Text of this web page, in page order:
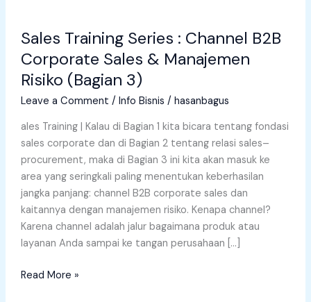
Sales Training Series : Channel B2B
Corporate Sales & Manajemen
Risiko (Bagian 3)
Leave a Comment / Info Bisnis / hasanbagus
ales Training | Kalau di Bagian 1 kita bicara tentang fondasi
sales corporate dan di Bagian 2 tentang relasi sales–
procurement, maka di Bagian 3 ini kita akan masuk ke
area yang seringkali paling menentukan keberhasilan
jangka panjang: channel B2B corporate sales dan
kaitannya dengan manajemen risiko. Kenapa channel?
Karena channel adalah jalur bagaimana produk atau
layanan Anda sampai ke tangan perusahaan […]
Read More »